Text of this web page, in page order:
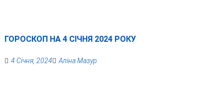
ГОРОСКОП НА 4 СІЧНЯ 2024 РОКУ
4 Січня, 2024 Аліна Мазур